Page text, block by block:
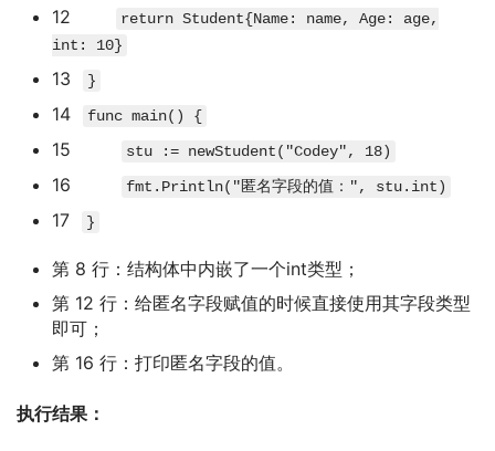
12 return Student{Name: name, Age: age,
int : 10}
13 }
14 func main( ) {
15 stu := newStudent( "Codey", 18)
16 fmt . Println( "匿名字段的值：", stu. int)
17 }
第 8 行：结构体中内嵌了一个int类型；
第 12 行：给匿名字段赋值的时候直接使用其字段类型
即可；
第 16 行：打印匿名字段的值。
执行结果：